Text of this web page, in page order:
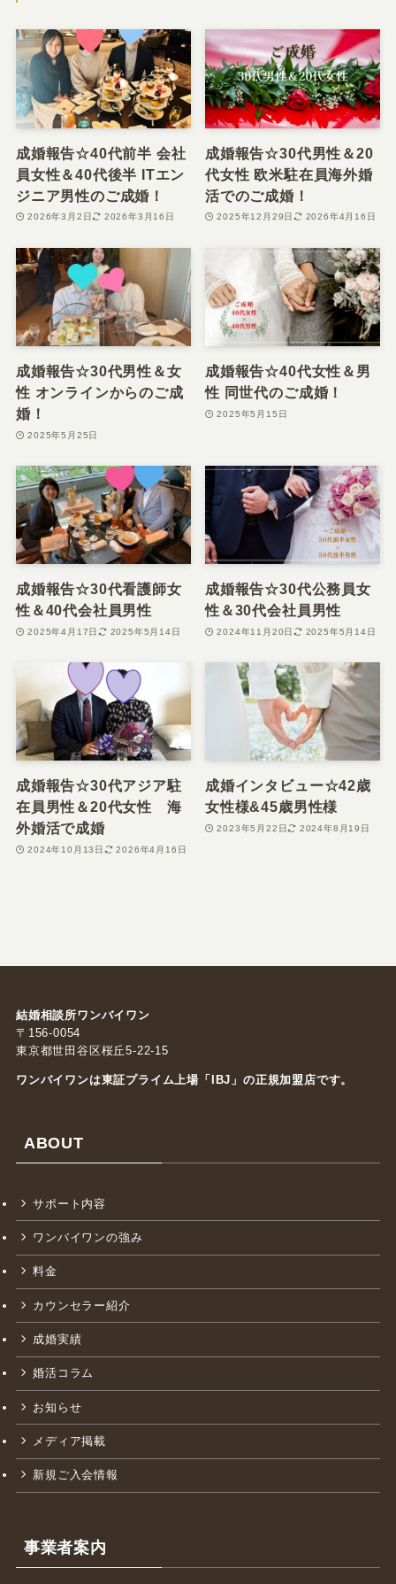
成婚報告☆40代前半 会社
員女性＆40代後半 ITエン
ジニア男性のご成婚！
2026年3月2日 2026年3月16日
成婚報告☆30代男性＆20
代女性 欧米駐在員海外婚
活でのご成婚！
2025年12月29日 2026年4月16日
成婚報告☆30代男性＆女
性 オンラインからのご成
婚！
2025年5月25日
成婚報告☆40代女性＆男
性 同世代のご成婚！
2025年5月15日
成婚報告☆30代看護師女
性＆40代会社員男性
2025年4月17日 2025年5月14日
成婚報告☆30代公務員女
性＆30代会社員男性
2024年11月20日 2025年5月14日
成婚報告☆30代アジア駐
在員男性＆20代女性 海
外婚活で成婚
2024年10月13日 2026年4月16日
成婚インタビュー☆42歳
女性様&45歳男性様
2023年5月22日 2024年8月19日
ABOUT
サポート内容
ワンバイワンの強み
料金
カウンセラー紹介
成婚実績
婚活コラム
お知らせ
新規ご入会情報